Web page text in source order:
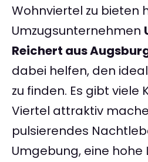
Wohnviertel zu bieten
Umzugsunternehmen
Reichert aus
dabei helfen, den
zu finden. Es gibt viele
Viertel attraktiv
pulsierendes
Umgebung, eine